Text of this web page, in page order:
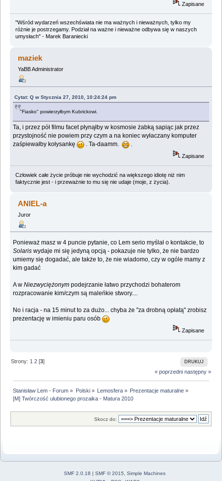
Zapisane
"Wśród wydarzeń wszechświata nie ma ważnych i nieważnych, tylko my
różnie je postrzegamy. Podział na ważne i nieważne odbywa się w naszych
umysłach" - Marek Baraniecki
maziek
YaBB Administrator
Cytat: Q w Stycznia 27, 2010, 10:24:24 pm
"Fiasko" powierzyłbym Kubrickowi.
Ta, i przez pół filmu facet płynąłby w kosmosie żabką sapiąc jak przez
przystojność nie powiem przy czym a na koniec wyłaczany komputer
zaśpiewałby kołysankę
. Ta-daamm. .
Zapisane
Człowiek całe życie próbuje nie wychodzić na większego idiotę niż nim
faktycznie jest - i przeważnie to mu się nie udaje (moje, z życia).
ANIEL-a
Juror
Ponieważ masz w 4 puncie pytanie, co Lem serio myślał o kontakcie, to
Solaris wydaje mi się jedyną opcją - pokazuje nie tylko, że nie bardzo
umiemy się dogadać, ale także to, że nie wiadomo, czy w ogóle mamy z
kim gadać
A wNiezwyciężonym podejrzanie łatwo przychodzi bohaterom
rozpracowanie kim/czym są maleńkie stwory....
No i racja - na 15 minut to za dużo... chyba że "za drobną opłatą" zrobisz
prezentację w imieniu paru osób
Zapisane
DRUKUJ
Strony: 1 2 [3]
« poprzedni następny »
Stanisław Lem - Forum » Polski» Lemosfera» Prezentacje maturalne »
[M] Twórczość ulubionego prozaika - Matura 2010
Skocz do:
SMF 2.0.18 | SMF © 2015
Simple Machines